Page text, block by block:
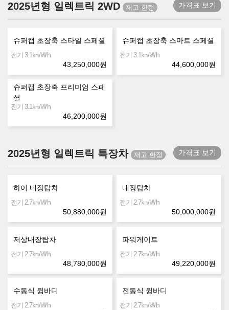
2025년형 일렉트릭 2WD 가격표 보기
슈퍼캡 초장축 스타일 스페셜
전기 3.1㎞/㎾h
43,250,000원
슈퍼캡 초장축 스마트 스페셜
전기 3.1㎞/㎾h
44,600,000원
슈퍼캡 초장축 프리미엄 스페
셜
전기 3.1㎞/㎾h
46,200,000원
2025년형 일렉트릭 특장차 가격표 보기
하이 내장탑차
전기 2.7㎞/㎾h
50,880,000원
내장탑차
전기 2.7㎞/㎾h
50,000,000원
저상내장탑차
전기 2.7㎞/㎾h
48,780,000원
파워게이트
전기 2.7㎞/㎾h
49,220,000원
수동식 윙바디
전기 2.7㎞/㎾h
전동식 윙바디
전기 2.7㎞/㎾h